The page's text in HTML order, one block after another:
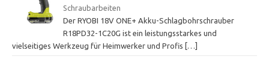
Schraubarbeiten
Der RYOBI 18V ONE+ Akku-Schlagbohrschrauber
R18PD32-1C20G ist ein leistungsstarkes und
vielseitiges Werkzeug für Heimwerker und Profis […]